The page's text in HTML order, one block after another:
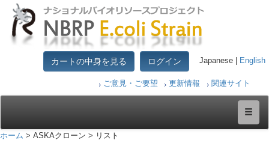
カートの中身を見る ログイン Japanese | English
ご意見・ご要望 更新情報 関連サイト
ホーム > ASKAクローン > リスト